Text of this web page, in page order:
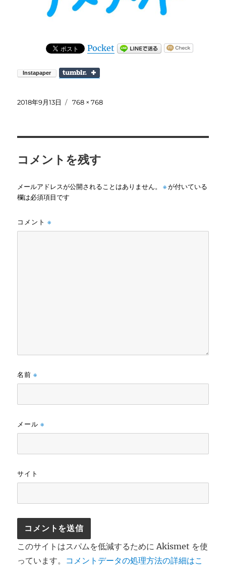
Pocket
投
2018年9月13日
フ
768 × 768
コメントを残す
メールアドレスが公開されることはありません。 ※が付いている
欄は必須項目です
コメント※
名前※
メール※
サイト
このサイトはスパムを低減するために Akismet を使
っています。 コメントデータの処理方法の詳細はこ